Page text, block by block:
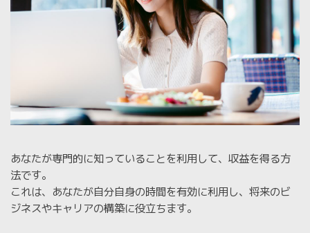
あなたが専門的に知っていることを利用して、収益を得る方
法です。
これは、あなたが自分自身の時間を有効に利用し、将来のビ
ジネスやキャリアの構築に役立ちます。